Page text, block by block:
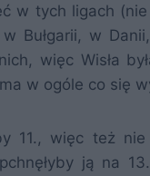
w tych ligach
Bułgarii, w
więc Wisła
w ogóle co się
11., więc też
ją na